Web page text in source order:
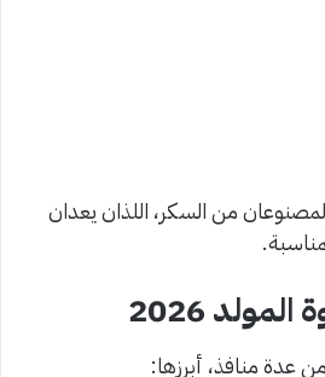
من السكر، اللذان يعدان
2026
عدة منافذ، أبرزها: